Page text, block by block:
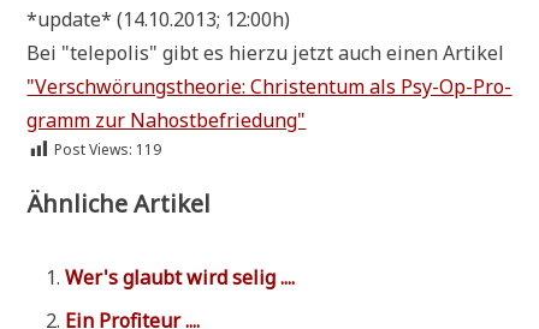
*update* (14.10.2013; 12:00h)
Bei "tele­po­lis" gibt es hier­zu jetzt auch einen Artikel
"Ver­schwö­rungs­theo­rie: Chri­sten­tum als Psy-Op-Pro­
gramm zur Nahostbefriedung"
Post Views: 119
Ähnliche Artikel
Wer's glaubt wird selig ....
Ein Pro­fi­teur ....